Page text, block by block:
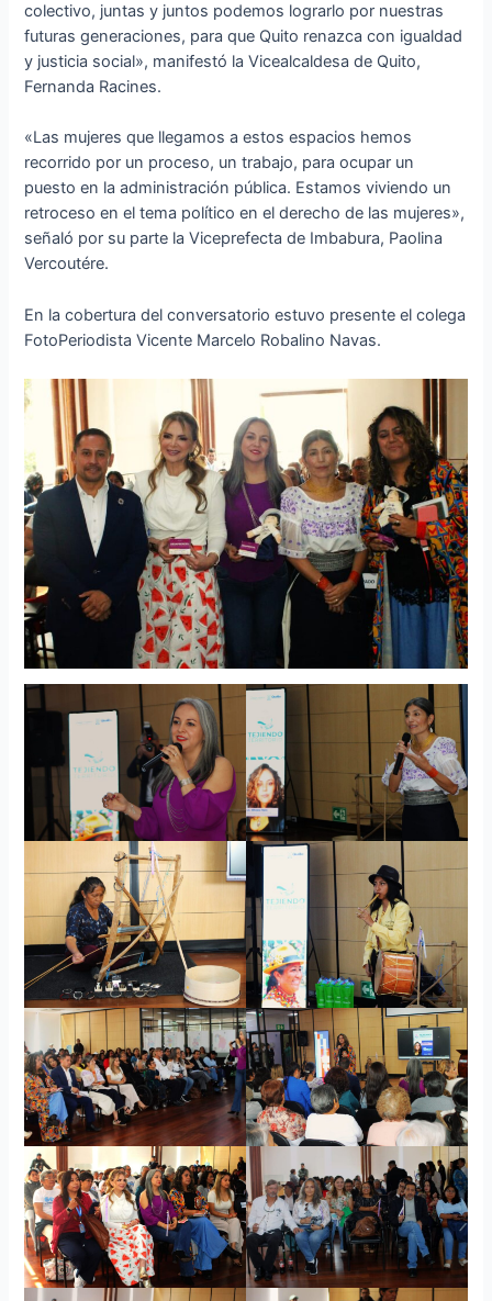
colectivo, juntas y juntos podemos lograrlo por nuestras
futuras generaciones, para que Quito renazca con igualdad
y justicia social», manifestó la Vicealcaldesa de Quito,
Fernanda Racines.
«Las mujeres que llegamos a estos espacios hemos
recorrido por un proceso, un trabajo, para ocupar un
puesto en la administración pública. Estamos viviendo un
retroceso en el tema político en el derecho de las mujeres»,
señaló por su parte la Viceprefecta de Imbabura, Paolina
Vercoutére.
En la cobertura del conversatorio estuvo presente el colega
FotoPeriodista Vicente Marcelo Robalino Navas.